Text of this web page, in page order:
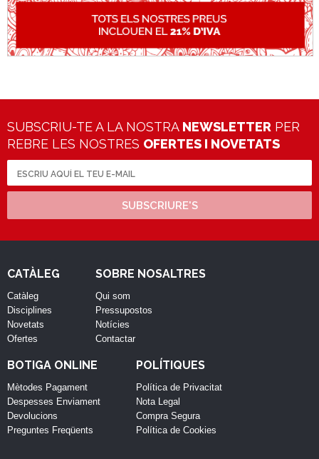
SUBSCRIU-TE A LA NOSTRA NEWSLETTER PER
REBRE LES NOSTRES OFERTES I NOVETATS
SUBSCRIURE'S
CATÀLEG
Catàleg
Disciplines
Novetats
Ofertes
SOBRE NOSALTRES
Qui som
Pressupostos
Notícies
Contactar
BOTIGA ONLINE
Mètodes Pagament
Despesses Enviament
Devolucions
Preguntes Freqüents
POLÍTIQUES
Política de Privacitat
Nota Legal
Compra Segura
Política de Cookies